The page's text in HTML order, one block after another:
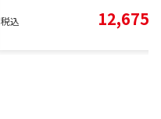
税込 12,675